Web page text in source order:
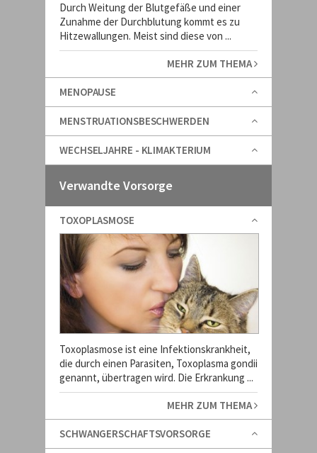
Durch Weitung der Blutgefäße und einer
Zunahme der Durchblutung kommt es zu
Hitzewallungen. Meist sind diese von ...
MEHR ZUM THEMA
MENOPAUSE
MENSTRUATIONSBESCHWERDEN
WECHSELJAHRE - KLIMAKTERIUM
Verwandte Vorsorge
TOXOPLASMOSE
Toxoplasmose ist eine Infektionskrankheit,
die durch einen Parasiten, Toxoplasma gondii
genannt, übertragen wird. Die Erkrankung ...
MEHR ZUM THEMA
SCHWANGERSCHAFTSVORSORGE